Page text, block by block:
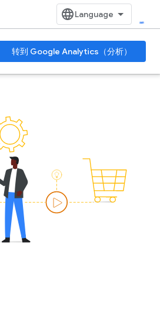
转到 Google Analytics（分析）